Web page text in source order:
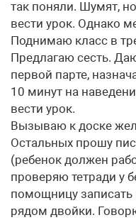
так поняли. Шумят,
вести урок. Однако
Поднимаю класс в
Предлагаю сесть.
первой парте,
10 минут на
вести урок.
Вызываю к доске
Остальных прошу
(ребенок должен
проверяю тетради у
помощницу
рядом двойки.